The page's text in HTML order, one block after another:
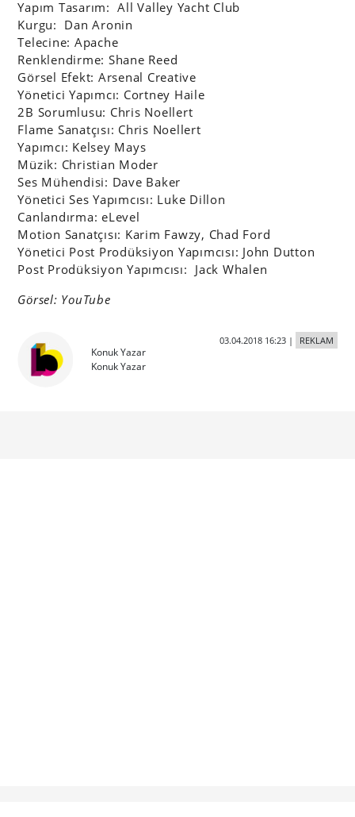
Yapım Tasarım: All Valley Yacht Club
Kurgu: Dan Aronin
Telecine: Apache
Renklendirme: Shane Reed
Görsel Efekt: Arsenal Creative
Yönetici Yapımcı: Cortney Haile
2B Sorumlusu: Chris Noellert
Flame Sanatçısı: Chris Noellert
Yapımcı: Kelsey Mays
Müzik: Christian Moder
Ses Mühendisi: Dave Baker
Yönetici Ses Yapımcısı: Luke Dillon
Canlandırma: eLevel
Motion Sanatçısı: Karim Fawzy, Chad Ford
Yönetici Post Prodüksiyon Yapımcısı: John Dutton
Post Prodüksiyon Yapımcısı: Jack Whalen
Görsel: YouTube
Konuk Yazar
Konuk Yazar
03.04.2018 16:23| REKLAM